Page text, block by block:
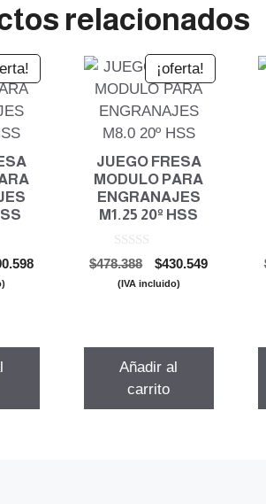
relacionados
El
¡oferta!
JUEGO FRESA
MODULO PARA
ENGRANAJES
M1.25 20º HSS
0
d
e
$478.388
El
precio
$430.549El
(IVA incluido)
Añadir al
carrito